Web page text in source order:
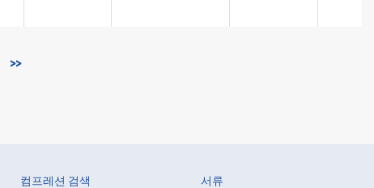
>>
컴프레션 검색 서류